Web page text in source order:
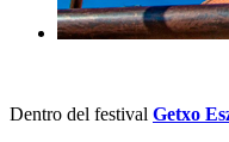
Dentro del festival Getxo